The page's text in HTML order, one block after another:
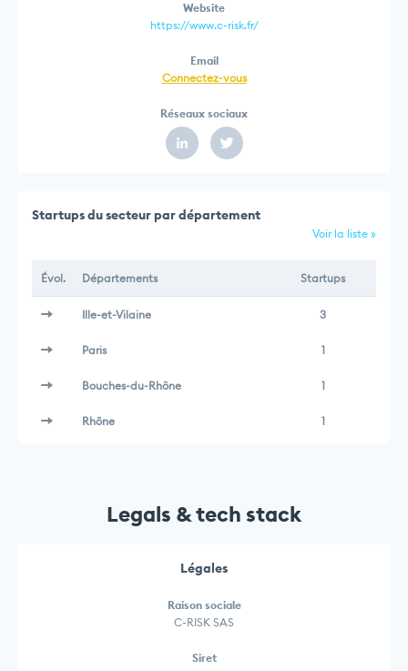
Website
https://www.c-risk.fr/
Email
Connectez-vous
Réseaux sociaux
Startups du secteur par département
Voir la liste »
Évol. Départements Startups
Ille-et-Vilaine 3
Paris 1
Bouches-du-Rhône 1
Rhône 1
Legals & tech stack
Légales
Raison sociale
C-RISK SAS
Siret